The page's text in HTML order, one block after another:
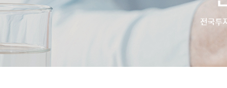
INVESTOR EDUCATION
군장병 금융투자 아
자립준비청년을 위한